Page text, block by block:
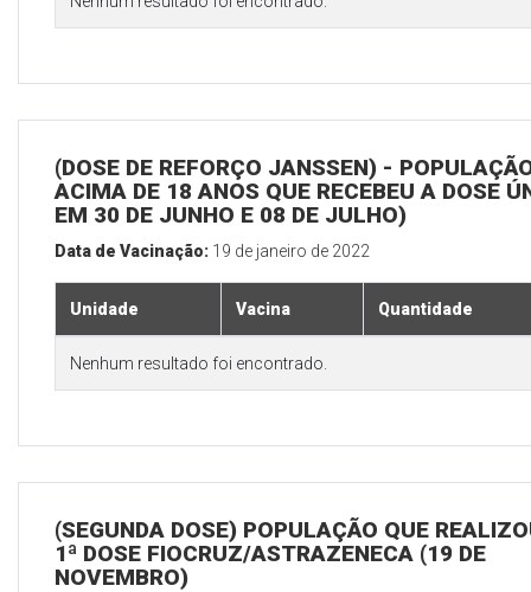
(DOSE DE REFORÇO JANSSEN) -
ACIMA DE 18 ANOS QUE RECEBEU A DOSE
EM 30 DE JUNHO E 08 DE JULHO)
Data de Vacinação: 19 de janeiro de 2022
Unidade Vacina Quantidade
Nenhum resultado foi encontrado.
(SEGUNDA DOSE) POPULAÇÃO QUE
1ª DOSE FIOCRUZ/ASTRAZENECA (19 DE
NOVEMBRO)